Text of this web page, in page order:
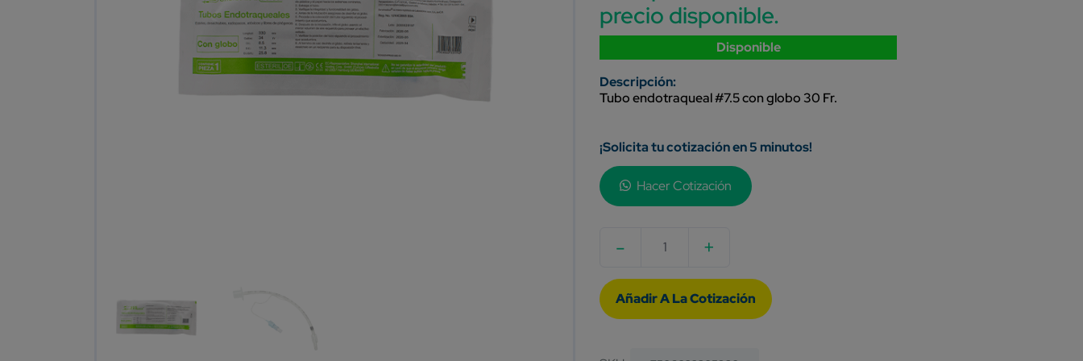
precio disponible.
Disponible
Tubo endotraqueal #7.5 con globo 30 Fr.
¡Solicita tu cotización en 5 minutos!
Hacer Cotización
- +